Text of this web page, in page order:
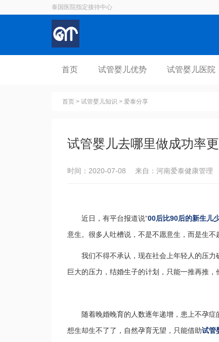
泰国医院指定接待中心
首页 试管婴儿优势 试管婴儿医院
首页 > 试管婴儿知识 > 爱泰分享
试管婴儿去哪里做成功率
时间：2020-07-08 来自：河南爱泰健康管理
近日，有平台报道说“00后比90后的新生儿
意生。很多人吐槽说，不是不愿意生，而是生不
我们不得不承认，现在社会上年轻人的压
巨大的压力，结婚生子的计划，只能一推再推，
随着晚婚晚育的人数逐年递增，患上不孕
想生却生不了了，自然孕育无望，只能借助试管